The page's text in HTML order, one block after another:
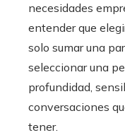
necesidades
entender que
solo sumar una
seleccionar una
profundidad,
conversaciones
tener.